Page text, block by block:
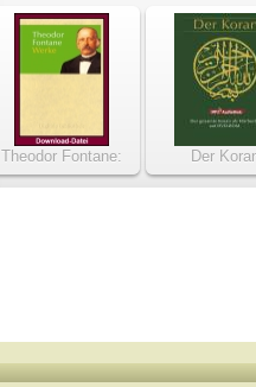
Theodor Fontane:
Werke
Der